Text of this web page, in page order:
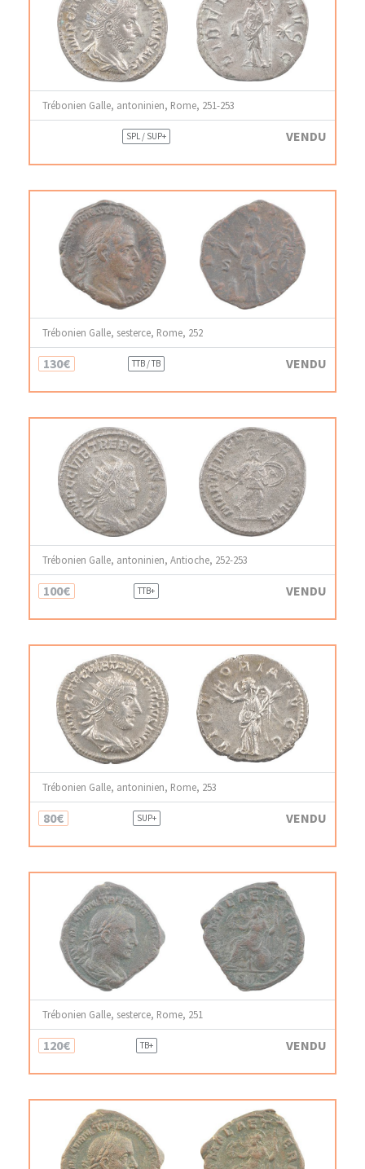
Trébonien Galle, antoninien, Rome, 251-253
SPL / SUP+ VENDU
Trébonien Galle, sesterce, Rome, 252
130€ TTB / TB VENDU
Trébonien Galle, antoninien, Antioche, 252-253
100€ TTB+ VENDU
Trébonien Galle, antoninien, Rome, 253
80€ SUP+ VENDU
Trébonien Galle, sesterce, Rome, 251
120€ TB+ VENDU